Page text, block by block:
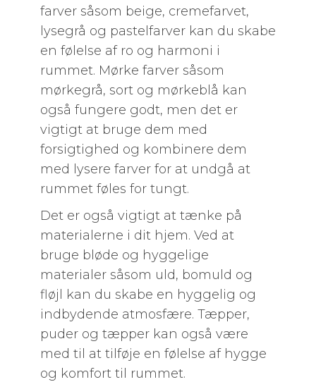
farver såsom beige, cremefarvet,
lysegrå og pastelfarver kan du skabe
en følelse af ro og harmoni i
rummet. Mørke farver såsom
mørkegrå, sort og mørkeblå kan
også fungere godt, men det er
vigtigt at bruge dem med
forsigtighed og kombinere dem
med lysere farver for at undgå at
rummet føles for tungt.
Det er også vigtigt at tænke på
materialerne i dit hjem. Ved at
bruge bløde og hyggelige
materialer såsom uld, bomuld og
fløjl kan du skabe en hyggelig og
indbydende atmosfære. Tæpper,
puder og tæpper kan også være
med til at tilføje en følelse af hygge
og komfort til rummet.